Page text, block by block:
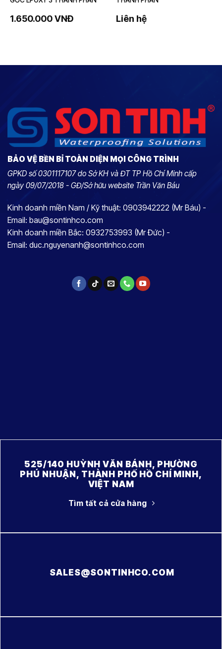
1.650.000VNĐ Liên hệ
BẢO VỆ BỀN BỈ TOÀN DIỆN MỌI CÔNG TRÌNH
GPKD số 0301117107 do Sở KH và ĐT TP Hồ Chí Minh cấp
ngày 09/07/2018 - GĐ/Sở hữu website Trần Văn Báu
Kinh doanh miền Nam / Kỹ thuật: 0903942222 (Mr Báu) -
Email: bau@sontinhco.com
Kinh doanh miền Bắc: 0932753993 (Mr Đức) -
Email: duc.nguyenanh@sontinhco.com
525/140 HUỲNH VĂN BÁNH, PHƯỜNG
PHÚ NHUẬN, THÀNH PHỐ HỒ CHÍ MINH,
VIỆT NAM
Tìm tất cả cửa hàng
SALES@SONTINHCO.COM